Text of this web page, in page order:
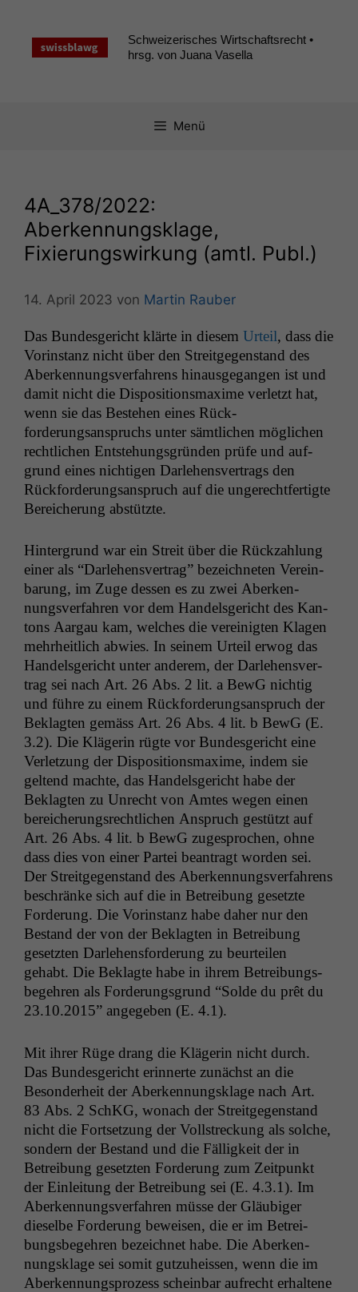
springen
Schweizerisches Wirtschaftsrecht •
hrsg. von Juana Vasella
Menü
4A_378/2022:
Aberkennungsklage,
Fixierungswirkung (amtl. Publ.)
14. April 2023 von Martin Rauber
Das Bun­des­gericht klärte in diesem Urteil, dass die
Vorin­stanz nicht über den Stre­it­ge­gen­stand des
Aberken­nungsver­fahrens hin­aus­ge­gan­gen ist und
damit nicht die Dis­po­si­tion­s­maxime ver­let­zt hat,
wenn sie das Beste­hen eines Rück­
forderungsanspruchs unter sämtlichen möglichen
rechtlichen Entste­hungs­grün­den prüfe und auf­
grund eines nichti­gen Dar­lehensver­trags den
Rück­forderungsanspruch auf die ungerecht­fer­tigte
Bere­icherung abstützte.
Hin­ter­grund war ein Stre­it über die Rück­zahlung
ein­er als “Dar­lehensver­trag” beze­ich­neten Vere­in­
barung, im Zuge dessen es zu zwei Aberken­
nungsver­fahren vor dem Han­dels­gericht des Kan­
tons Aar­gau kam, welch­es die vere­inigten Kla­gen
mehrheitlich abwies. In seinem Urteil erwog das
Han­dels­gericht unter anderem, der Dar­lehensver­
trag sei nach Art. 26 Abs. 2 lit. a BewG nichtig
und führe zu einem Rück­forderungsanspruch der
Beklagten gemäss Art. 26 Abs. 4 lit. b BewG (E.
3.2). Die Klägerin rügte vor Bun­des­gericht eine
Ver­let­zung der Dis­po­si­tion­s­maxime, indem sie
gel­tend machte, das Han­dels­gericht habe der
Beklagten zu Unrecht von Amtes wegen einen
bere­icherungsrechtlichen Anspruch gestützt auf
Art. 26 Abs. 4 lit. b BewG zuge­sprochen, ohne
dass dies von ein­er Partei beantragt wor­den sei.
Der Stre­it­ge­gen­stand des Aberken­nungsver­fahrens
beschränke sich auf die in Betrei­bung geset­zte
Forderung. Die Vorin­stanz habe daher nur den
Bestand der von der Beklagten in Betrei­bung
geset­zten Dar­lehens­forderung zu beurteilen
gehabt. Die Beklagte habe in ihrem Betrei­bungs­
begehren als Forderungs­grund “Sol­de du prêt du
23.10.2015” angegeben (E. 4.1).
Mit ihrer Rüge drang die Klägerin nicht durch.
Das Bun­des­gericht erin­nerte zunächst an die
Beson­der­heit der Aberken­nungsklage nach Art.
83 Abs. 2 SchKG, wonach der Stre­it­ge­gen­stand
nicht die Fort­set­zung der Voll­streck­ung als solche,
son­dern der Bestand und die Fäl­ligkeit der in
Betrei­bung geset­zten Forderung zum Zeit­punkt
der Ein­leitung der Betrei­bung sei (E. 4.3.1). Im
Aberken­nungsver­fahren müsse der Gläu­biger
dieselbe Forderung beweisen, die er im Betrei­
bungs­begehren beze­ich­net habe. Die Aberken­
nungsklage sei somit gutzuheis­sen, wenn die im
Aberken­nung­sprozess schein­bar aufrecht erhal­tene